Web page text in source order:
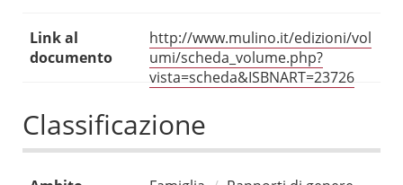
Link al
documento
http://www.mulino.it/edizioni/vol
umi/scheda_volume.php?
vista=scheda&ISBNART=23726
Classificazione